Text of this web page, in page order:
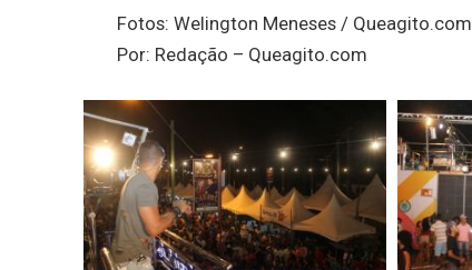
Fotos: Welington Meneses / Queagito.com
Por: Redação – Queagito.com